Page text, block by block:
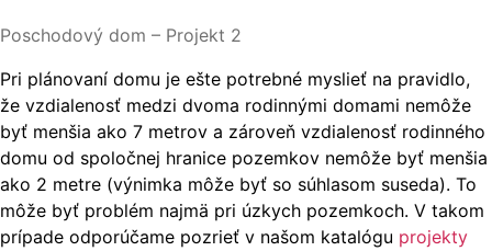
Poschodový dom – Projekt 2
Pri plánovaní domu je ešte potrebné myslieť na pravidlo,
že vzdialenosť medzi dvoma rodinnými domami nemôže
byť menšia ako 7 metrov a zároveň vzdialenosť rodinného
domu od spoločnej hranice pozemkov nemôže byť menšia
ako 2 metre (výnimka môže byť so súhlasom suseda). To
môže byť problém najmä pri úzkych pozemkoch. V takom
prípade odporúčame pozrieť v našom katalógu projekty